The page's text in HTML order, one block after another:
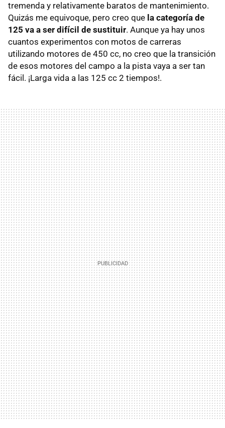
tremenda y relativamente baratos de mantenimiento.
Quizás me equivoque, pero creo que la categoría de
125 va a ser difícil de sustituir. Aunque ya hay unos
cuantos experimentos con motos de carreras
utilizando motores de 450 cc, no creo que la transición
de esos motores del campo a la pista vaya a ser tan
fácil. ¡Larga vida a las 125 cc 2 tiempos!.